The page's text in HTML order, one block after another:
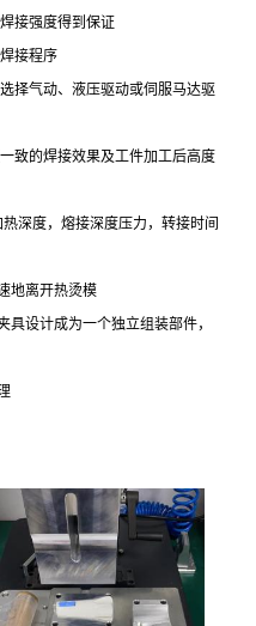
接强度得到保证
接程序
择气动、液压驱动或伺服马达驱
致的焊接效果及工件加工后高度
深度，熔接深度压力，转接时间
地离开热烫模
设计成为一个独立组装部件，